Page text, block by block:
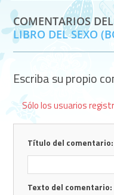
COMENTARIOS
LIBRO DEL SEXO
Escriba su propio
Sólo los usuarios
Título del comentario:
Texto del comentario: